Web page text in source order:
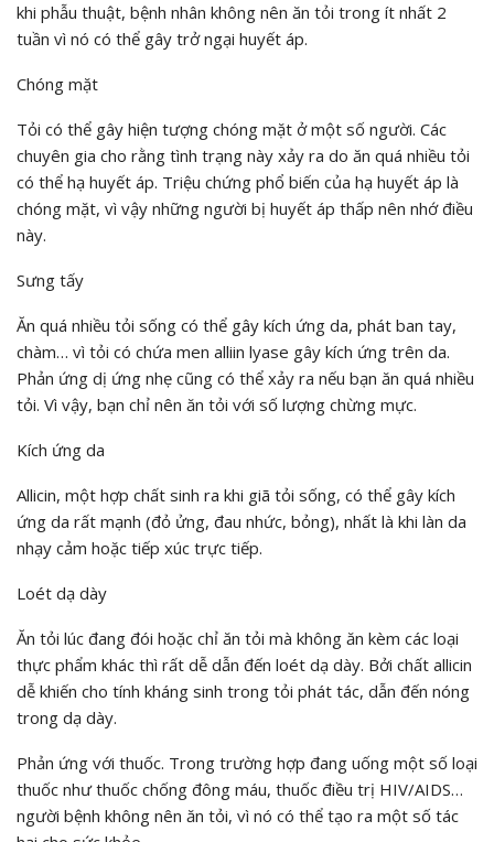
khi phẫu thuật, bệnh nhân không nên ăn tỏi trong ít nhất 2
tuần vì nó có thể gây trở ngại huyết áp.
Chóng mặt
Tỏi có thể gây hiện tượng chóng mặt ở một số người. Các
chuyên gia cho rằng tình trạng này xảy ra do ăn quá nhiều tỏi
có thể hạ huyết áp. Triệu chứng phổ biến của hạ huyết áp là
chóng mặt, vì vậy những người bị huyết áp thấp nên nhớ điều
này.
Sưng tấy
Ăn quá nhiều tỏi sống có thể gây kích ứng da, phát ban tay,
chàm… vì tỏi có chứa men alliin lyase gây kích ứng trên da.
Phản ứng dị ứng nhẹ cũng có thể xảy ra nếu bạn ăn quá nhiều
tỏi. Vì vậy, bạn chỉ nên ăn tỏi với số lượng chừng mực.
Kích ứng da
Allicin, một hợp chất sinh ra khi giã tỏi sống, có thể gây kích
ứng da rất mạnh (đỏ ửng, đau nhức, bỏng), nhất là khi làn da
nhạy cảm hoặc tiếp xúc trực tiếp.
Loét dạ dày
Ăn tỏi lúc đang đói hoặc chỉ ăn tỏi mà không ăn kèm các loại
thực phẩm khác thì rất dễ dẫn đến loét dạ dày. Bởi chất allicin
dễ khiến cho tính kháng sinh trong tỏi phát tác, dẫn đến nóng
trong dạ dày.
Phản ứng với thuốc. Trong trường hợp đang uống một số loại
thuốc như thuốc chống đông máu, thuốc điều trị HIV/AIDS…
người bệnh không nên ăn tỏi, vì nó có thể tạo ra một số tác